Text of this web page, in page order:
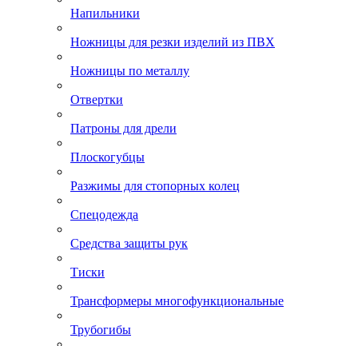
Напильники
Ножницы для резки изделий из ПВХ
Ножницы по металлу
Отвертки
Патроны для дрели
Плоскогубцы
Разжимы для стопорных колец
Спецодежда
Средства защиты рук
Тиски
Трансформеры многофункциональные
Трубогибы